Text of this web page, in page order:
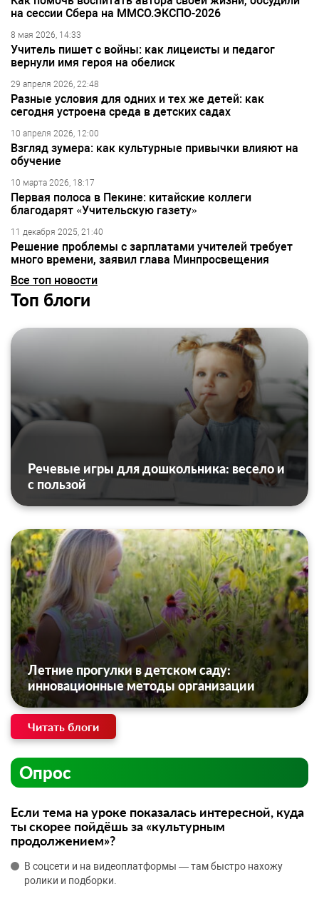
на сессии Сбера на ММСО.ЭКСПО-2026
8 мая 2026, 14:33
Учитель пишет с войны: как лицеисты и педагог
вернули имя героя на обелиск
29 апреля 2026, 22:48
Разные условия для одних и тех же детей: как
сегодня устроена среда в детских садах
10 апреля 2026, 12:00
Взгляд зумера: как культурные привычки влияют на
обучение
10 марта 2026, 18:17
Первая полоса в Пекине: китайские коллеги
благодарят «Учительскую газету»
11 декабря 2025, 21:40
Решение проблемы с зарплатами учителей требует
много времени, заявил глава Минпросвещения
Все топ новости
Топ блоги
Речевые игры для дошкольника: весело и
с пользой
Летние прогулки в детском саду:
инновационные методы организации
Читать блоги
Опрос
Если тема на уроке показалась интересной, куда
ты скорее пойдёшь за «культурным
продолжением»?
В соцсети и на видеоплатформы — там быстро нахожу
ролики и подборки.